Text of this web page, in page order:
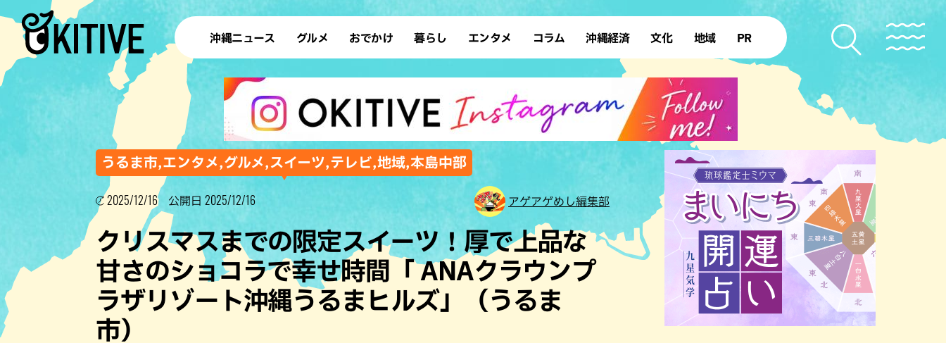
沖縄ニュース グルメ
ラーメン 沖縄そば
テイクアウト カフェ
すし・魚料理 和食・日本料理
沖縄料理 アジア・エスニック
フレンチ
ステーキ・焼肉 焼鳥・串料理
その他の肉料理 居酒屋・バー
ブッフェ・バイキング スイーツ
おでかけ
デート ドライブ
散歩 ソロ活
歴史
アート
ショッピング ホテル
サウナ 公園
沖縄の海
暮らし
レシピ SDGs
ファッション ローカルニュース
沖縄移住 沖縄旧暦行事
エンタメ
スポーツ 占い
タレント・芸人 テレビ
コラム 沖縄経済 文化
復帰50年
地域
本島北部
本島南部 先島諸島
北部離島
PR
うるま市,エンタメ,グルメ,スイーツ,テレビ,地域,本島中部
2025/12/16 公開日 2025/12/16 アゲアゲめし編集部
クリスマスまでの限定スイーツ！厚で上品な
甘さのショコラで幸せ時間「 ANAクラウンプ
ラザリゾート沖縄うるまヒルズ」（うるま
市）